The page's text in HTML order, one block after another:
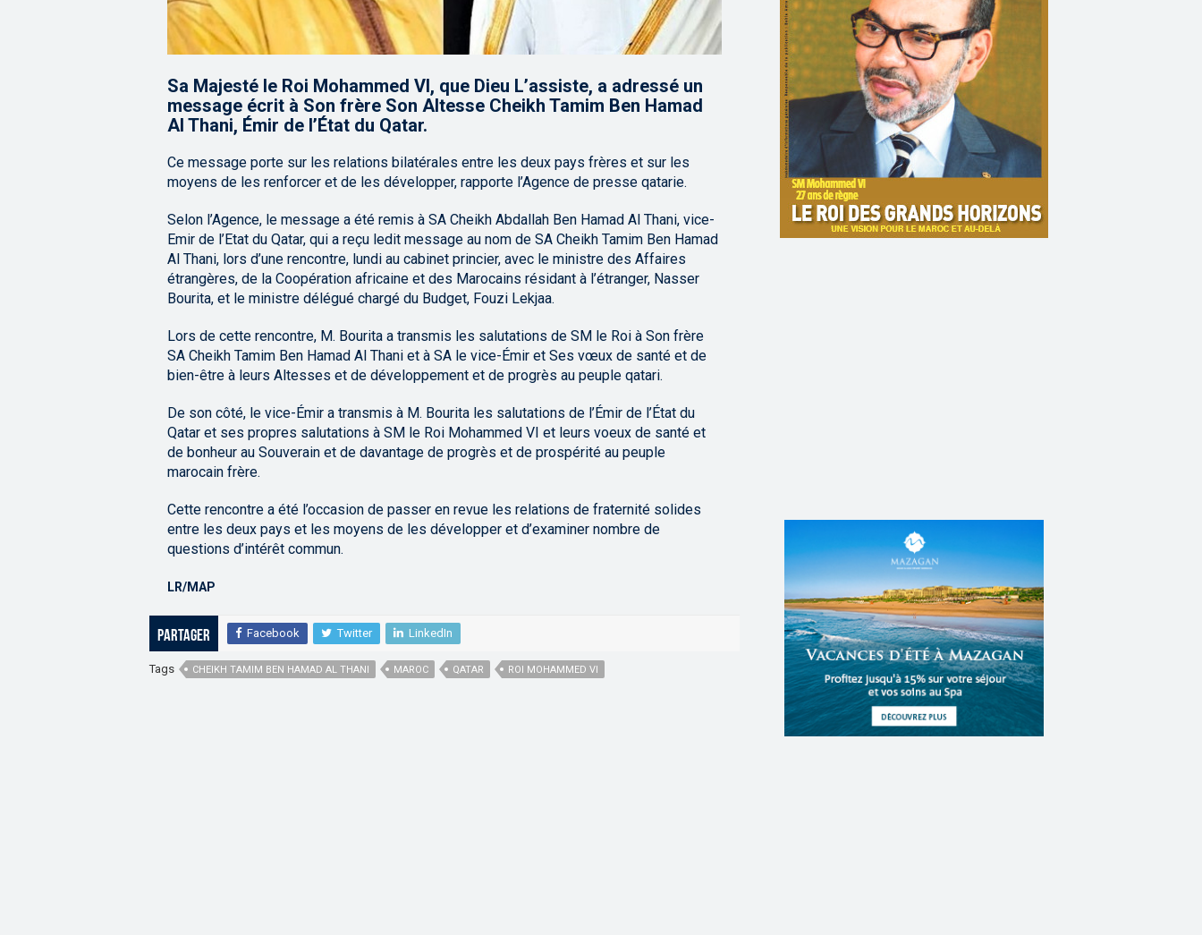
Sa Majesté le Roi Mohammed VI, que Dieu L’assiste, a adressé un
message écrit à Son frère Son Altesse Cheikh Tamim Ben Hamad
Al Thani, Émir de l’État du Qatar.
Ce message porte sur les relations bilatérales entre les deux pays frères et sur les
moyens de les renforcer et de les développer, rapporte l’Agence de presse qatarie.
Selon l’Agence, le message a été remis à SA Cheikh Abdallah Ben Hamad Al Thani, vice-
Emir de l’Etat du Qatar, qui a reçu ledit message au nom de SA Cheikh Tamim Ben Hamad
Al Thani, lors d’une rencontre, lundi au cabinet princier, avec le ministre des Affaires
étrangères, de la Coopération africaine et des Marocains résidant à l’étranger, Nasser
Bourita, et le ministre délégué chargé du Budget, Fouzi Lekjaa.
Lors de cette rencontre, M. Bourita a transmis les salutations de SM le Roi à Son frère
SA Cheikh Tamim Ben Hamad Al Thani et à SA le vice-Émir et Ses vœux de santé et de
bien-être à leurs Altesses et de développement et de progrès au peuple qatari.
De son côté, le vice-Émir a transmis à M. Bourita les salutations de l’Émir de l’État du
Qatar et ses propres salutations à SM le Roi Mohammed VI et leurs voeux de santé et
de bonheur au Souverain et de davantage de progrès et de prospérité au peuple
marocain frère.
Cette rencontre a été l’occasion de passer en revue les relations de fraternité solides
entre les deux pays et les moyens de les développer et d’examiner nombre de
questions d’intérêt commun.
LR/MAP
Partager Facebook Twitter LinkedIn
Tags CHEIKH TAMIM BEN HAMAD AL THANI MAROC QATAR ROI MOHAMMED VI